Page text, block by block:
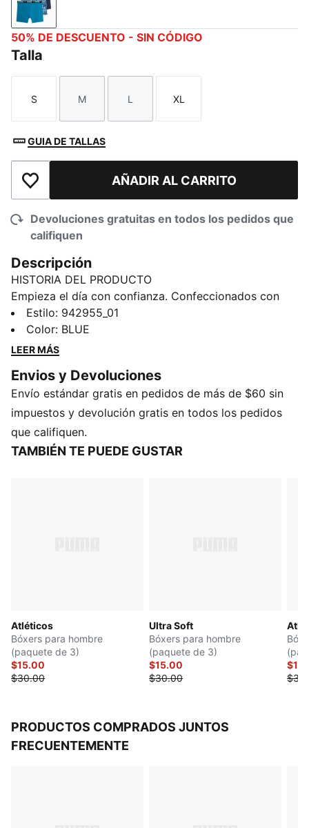
BLUE
50% DE DESCUENTO - SIN CÓDIGO
Talla
Talla
S
Talla
M
Talla
L
Talla
XL
GUIA DE TALLAS
Añadir a la lista de deseosAÑADIR AL CARRITO
Devoluciones gratuitas en todos los pedidos que
califiquen
Descripción
HISTORIA DEL PRODUCTO
Empieza el día con confianza. Confeccionados con
una mezcla suave y elástica, estos bóxers
proporcionan un ajuste seguro y libertad de
movimientos. Tanto si te ejercitas en el gimnasio
necesitas. PUMA aporta comodidad diaria con un
toque deportivo, porque la comodidad nunca se toma
un día libre.
DETALLES
Paquete de 3
Estilo: 942955_01
Color: BLUE
LEER MÁS
Envios y Devoluciones
Envío estándar gratis en pedidos de más de $60 sin
impuestos y devolución gratis en todos los pedidos
que califiquen.
TAMBIÉN TE PUEDE GUSTAR
Atléticos
Bóxers para hombre
(paquete de 3)
$15.00
$30.00
Ultra Soft
Bóxers para hombre
(paquete de 3)
$15.00
$30.00
PRODUCTOS COMPRADOS JUNTOS
FRECUENTEMENTE